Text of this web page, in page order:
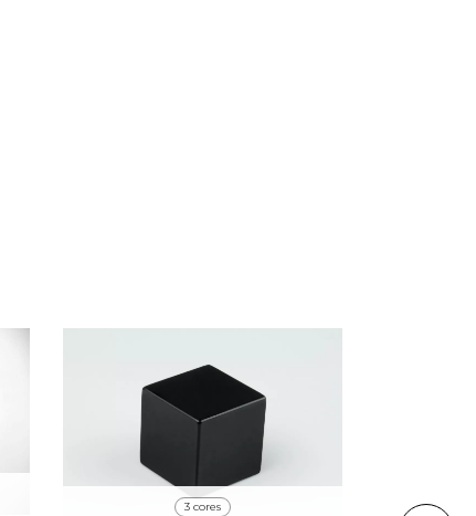
3 cores